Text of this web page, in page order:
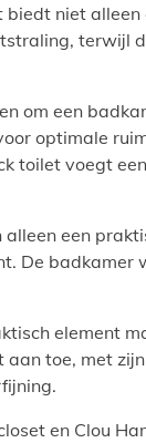
niet
terwijl
om een
optimale
toilet voegt
alleen een
De badkamer
element
toe, met
en Clou